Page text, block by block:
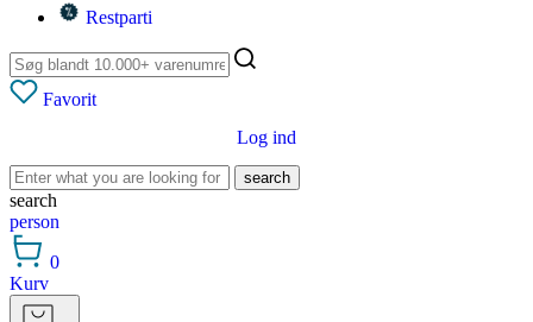
Restparti
Favorit
Log ind
search
search
person
0
Kurv